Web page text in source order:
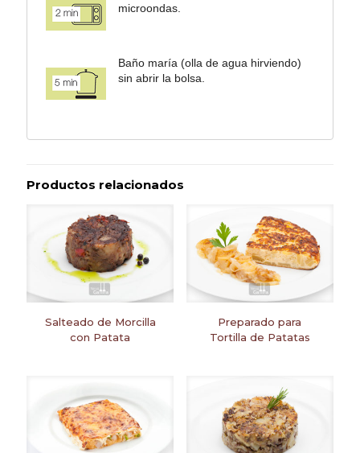
microondas.
Baño maría (olla de agua hirviendo)
sin abrir la bolsa.
Productos relacionados
Salteado de Morcilla
con Patata
Preparado para
Tortilla de Patatas